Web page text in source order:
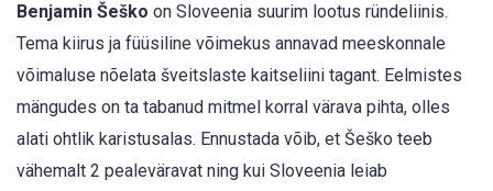
Benjamin Šeško on Sloveenia suurim lootus ründeliinis.
Tema kiirus ja füüsiline võimekus annavad meeskonnale
võimaluse nõelata šveitslaste kaitseliini tagant. Eelmistes
mängudes on ta tabanud mitmel korral värava pihta, olles
alati ohtlik karistusalas. Ennustada võib, et Šeško teeb
vähemalt 2 pealeväravat ning kui Sloveenia leiab